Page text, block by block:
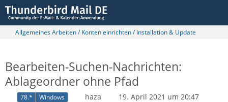
Allgemeines Arbeiten / Konten einrichten / Installation & Update
Bearbeiten-Suchen-Nachrichten:
Ablageordner ohne Pfad
78.* Windows haza
19. April 2021 um 20:47